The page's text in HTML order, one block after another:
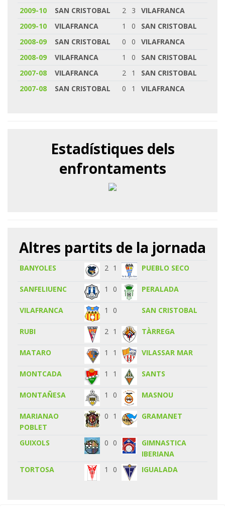
2009-10 SAN CRISTOBAL 2 3
VILAFRANCA
2009-10
VILAFRANCA 1 0
SAN CRISTOBAL
2008-09
SAN CRISTOBAL 0 0
VILAFRANCA
2008-09
VILAFRANCA 1 0
SAN CRISTOBAL
2007-08
VILAFRANCA 2 1
SAN CRISTOBAL
2007-08
SAN CRISTOBAL 0 1 VILAFRANCA
Estadístiques dels
enfrontaments
Altres partits de la jornada
BANYOLES 2 1 PUEBLO SECO
SANFELIUENC 1 0 PERALADA
VILAFRANCA 1 0 SAN CRISTOBAL
RUBI 2 1 TÀRREGA
MATARO 1 1 VILASSAR MAR
MONTCADA 1 1 SANTS
MONTAÑESA 1 0 MASNOU
MARIANAO
POBLET
0 1 GRAMANET
GUIXOLS 0 0
GIMNASTICA
IBERIANA
TORTOSA
1 0 IGUALADA